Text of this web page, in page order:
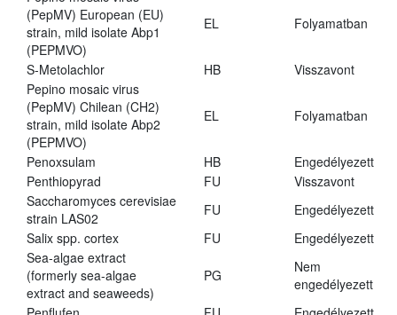
(PepMV) European (EU)
strain, mild isolate Abp1
(PEPMVO)
EL Folyamatban
S-Metolachlor HB
Visszavont
Pepino mosaic virus
(PepMV) Chilean (CH2)
strain, mild isolate Abp2
(PEPMVO)
EL Folyamatban
Penoxsulam HB
Engedélyezett
Penthiopyrad
FU
Visszavont
Saccharomyces cerevisiae
strain LAS02
FU
Engedélyezett
Salix spp. cortex
FU
Engedélyezett
Sea-algae extract
(formerly sea-algae
extract and seaweeds)
PG
Nem
engedélyezett